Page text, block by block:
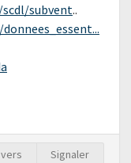
subvent..
Signaler